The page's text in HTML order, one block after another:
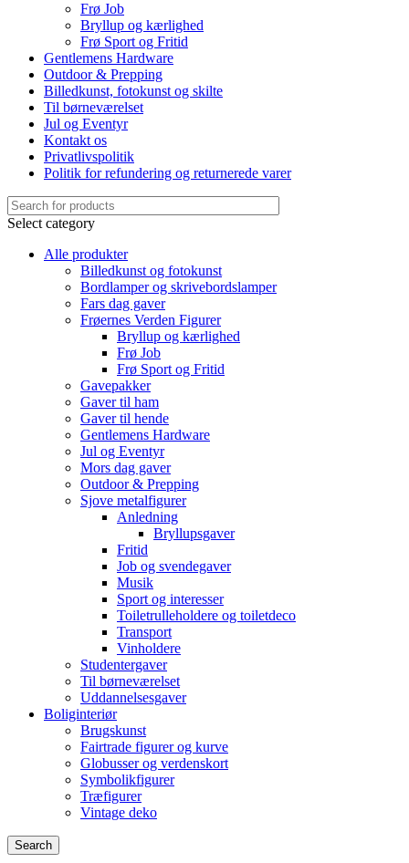
Frø Job
Bryllup og kærlighed
Frø Sport og Fritid
Gentlemens Hardware
Outdoor & Prepping
Billedkunst, fotokunst og skilte
Til børneværelset
Jul og Eventyr
Kontakt os
Privatlivspolitik
Politik for refundering og returnerede varer
Select category
Alle produkter
Billedkunst og fotokunst
Bordlamper og skrivebordslamper
Fars dag gaver
Frøernes Verden Figurer
Bryllup og kærlighed
Frø Job
Frø Sport og Fritid
Gavepakker
Gaver til ham
Gaver til hende
Gentlemens Hardware
Jul og Eventyr
Mors dag gaver
Outdoor & Prepping
Sjove metalfigurer
Anledning
Bryllupsgaver
Fritid
Job og svendegaver
Musik
Sport og interesser
Toiletrulleholdere og toiletdeco
Transport
Vinholdere
Studentergaver
Til børneværelset
Uddannelsesgaver
Boliginteriør
Brugskunst
Fairtrade figurer og kurve
Globusser og verdenskort
Symbolikfigurer
Træfigurer
Vintage deko
Search